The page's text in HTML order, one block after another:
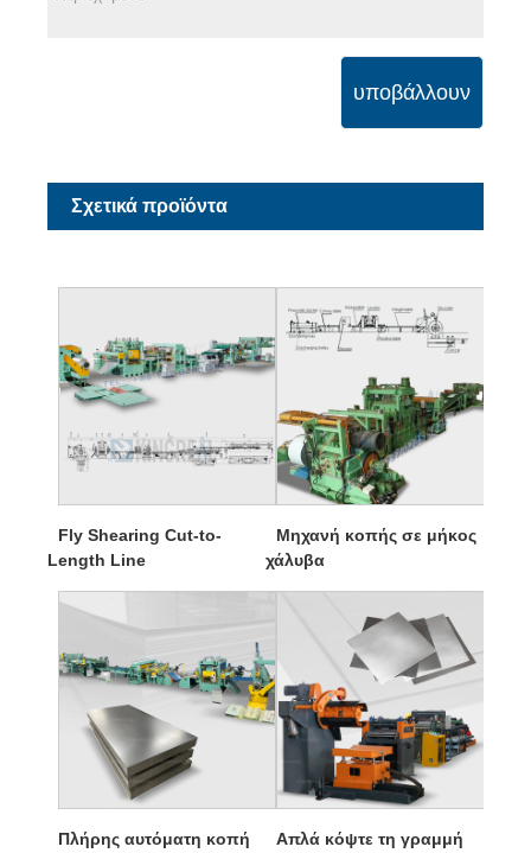
υποβάλλουν
Σχετικά προϊόντα
Fly Shearing Cut-to-
Length Line
Μηχανή κοπής σε μήκος
χάλυβα
Πλήρης αυτόματη κοπή
Απλά κόψτε τη γραμμή